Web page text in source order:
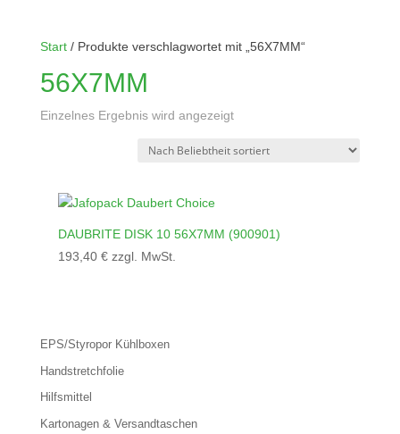
Start/ Produkte verschlagwortet mit „56X7MM“
56X7MM
Einzelnes Ergebnis wird angezeigt
DAUBRITE DISK 10 56X7MM (900901)
193,40 € zzgl. MwSt.
EPS/Styropor Kühlboxen
Handstretchfolie
Hilfsmittel
Kartonagen & Versandtaschen